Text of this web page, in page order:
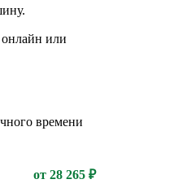
онлайн или
времени
от 28 265 ₽